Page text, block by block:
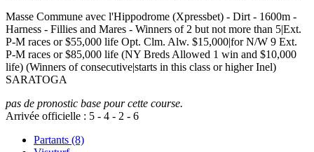
Masse Commune avec l'Hippodrome (Xpressbet) - Dirt - 1600m -
Harness - Fillies and Mares - Winners of 2 but not more than 5|Ext.
P-M races or $55,000 life Opt. Clm. Alw. $15,000|for N/W 9 Ext.
P-M races or $85,000 life (NY Breds Allowed 1 win and $10,000
life) (Winners of consecutive|starts in this class or higher Inel)
SARATOGA
pas de pronostic base pour cette course.
Arrivée officielle : 5 - 4 - 2 - 6
Partants (8)